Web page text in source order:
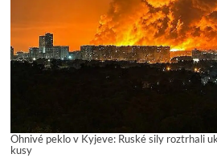
Ohnivé peklo v Kyjeve: Ruské sily roztrhali
kusy